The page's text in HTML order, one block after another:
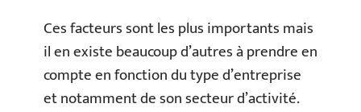
Ces facteurs sont les plus importants mais
il en existe beaucoup d’autres à prendre en
compte en fonction du type d’entreprise
et notamment de son secteur d’activité.